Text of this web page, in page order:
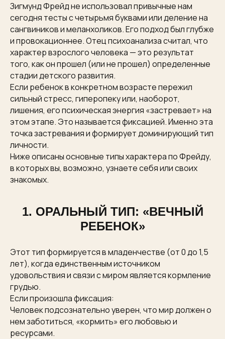
Зигмунд Фрейд не использовал привычные нам
сегодня тесты с четырьмя буквами или деление на
сангвиников и меланхоликов. Его подход был глубже
и провокационнее. Отец психоанализа считал, что
характер взрослого человека — это результат
того, как он прошел (или не прошел) определенные
стадии детского развития.
Если ребенок в конкретном возрасте пережил
сильный стресс, гиперопеку или, наоборот,
лишения, его психическая энергия «застревает» на
этом этапе. Это называется фиксацией. Именно эта
точка застревания и формирует доминирующий тип
личности.
Ниже описаны основные типы характера по Фрейду,
в которых вы, возможно, узнаете себя или своих
знакомых.
1. ОРАЛЬНЫЙ ТИП: «ВЕЧНЫЙ
РЕБЕНОК»
Этот тип формируется в младенчестве (от 0 до 1,5
лет), когда единственным источником
удовольствия и связи с миром является кормление
грудью.
Если произошла фиксация:
Человек подсознательно уверен, что мир должен о
нем заботиться, «кормить» его любовью и
ресурсами.